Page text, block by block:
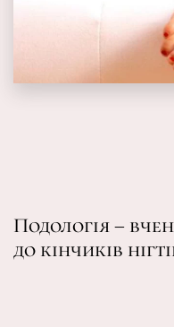
Подологія –
до кінчиків